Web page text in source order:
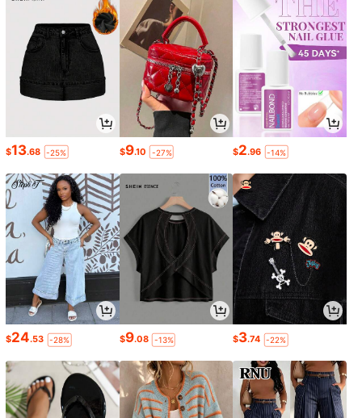
$13.68 -25% $9.10 -27% $2.96 -14%
$24.53 -28% $9.08 -13% $3.74 -22%